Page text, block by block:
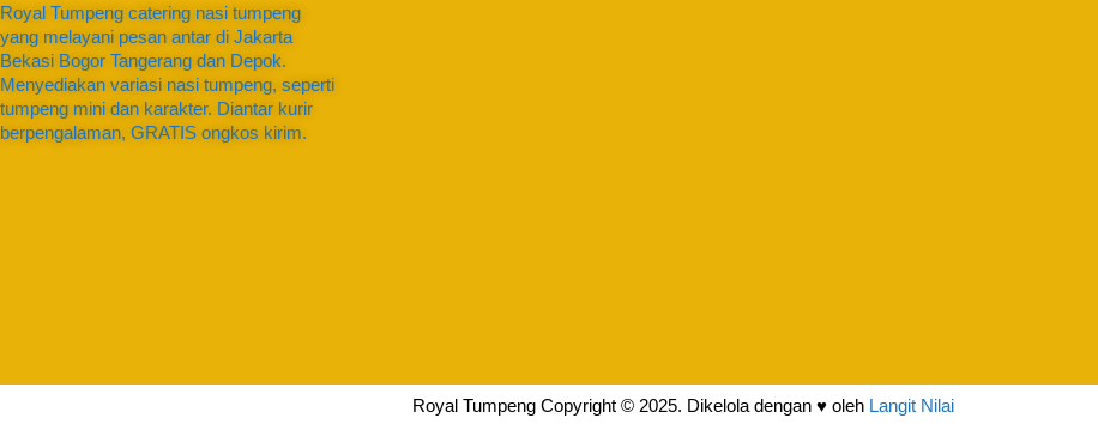
Royal Tumpeng catering nasi tumpeng
yang melayani pesan antar di Jakarta
Bekasi Bogor Tangerang dan Depok.
Menyediakan variasi nasi tumpeng, seperti
tumpeng mini dan karakter. Diantar kurir
berpengalaman, GRATIS ongkos kirim.
Royal Tumpeng Copyright © 2025. Dikelola dengan ♥ oleh Langit Nilai